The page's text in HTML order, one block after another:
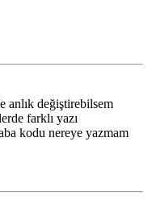
anlık değiştirebilsem
farklı yazı
kodu nereye yazmam